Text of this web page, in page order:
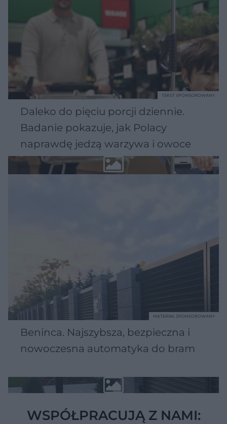
Daleko do pięciu porcji dziennie.
Badanie pokazuje, jak Polacy
naprawdę jedzą warzywa i owoce
TEKST SPONSOROWANY
Beninca. Najszybsza, bezpieczna i
nowoczesna automatyka do bram
MATERIAŁ SPONSOROWANY
WSPÓŁPRACUJĄ Z NAMI: